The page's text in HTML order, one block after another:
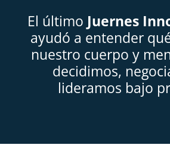
El último Juernes
ayudó a entender
nuestro cuerpo y
decidimos,
lideramos bajo